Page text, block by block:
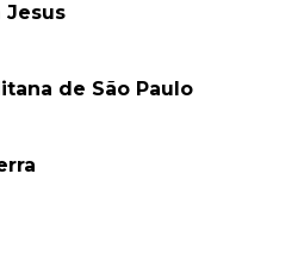
Jesus
de São Paulo